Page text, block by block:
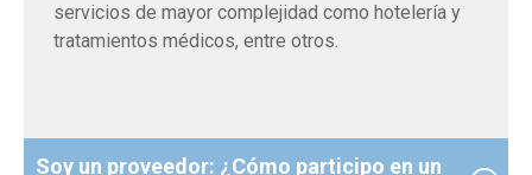
servicios de mayor complejidad como hotelería y
tratamientos médicos, entre otros.
Soy un proveedor: ¿Cómo participo en un